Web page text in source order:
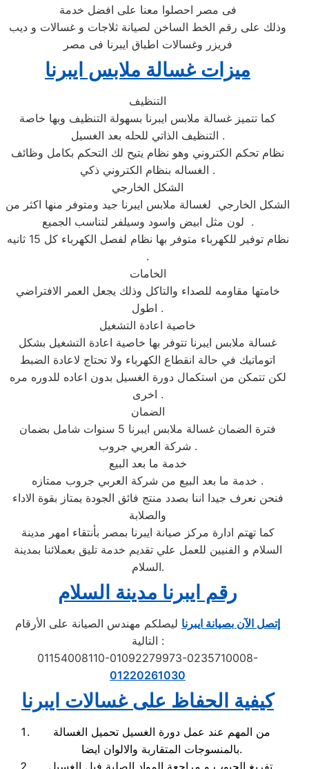
فى مصر احصلوا معنا على افضل خدمة
وذلك على رقم الخط الساخن لصيانة ثلاجات و غسالات و ديب
فريزر وغسالات اطباق ايبرنا فى مصر
ميزات غسالة ملابس ايبرنا
التنظيف
كما تتميز غسالة ملابس ايبرنا بسهولة التنظيف وبها خاصة
التنظيف الذاتي للحله بعد الغسيل .
نظام تحكم الكتروني وهو نظام يتيح لك التحكم بكامل وظائف
الغساله بنظام الكتروني ذكي .
الشكل الخارجي
الشكل الخارجي لغسالة ملابس ايبرنا جيد ومتوفر منها اكثر من
لون مثل ابيض واسود وسيلفر لتناسب الجميع .
نظام توفير للكهرباء متوفر بها نظام لفصل الكهرباء كل 15 ثانيه
.
الخامات
خامتها مقاومه للصداء والتاكل وذلك يجعل العمر الافتراضي
اطول .
خاصية اعادة التشغيل
غسالة ملابس ايبرنا تتوفر بها خاصية اعادة التشغيل بشكل
اتوماتيك في حالة انقطاع الكهرباء ولا تحتاج لاعادة الضبط
لكن تتمكن من استكمال دورة الغسيل بدون اعاده للدوره مره
اخرى .
الضمان
فترة الضمان غسالة ملابس ايبرنا 5 سنوات شامل بضمان
شركة العربي جروب .
خدمة ما بعد البيع
خدمة ما بعد البيع من شركة العربي جروب ممتازه .
فنحن نعرف جيدا اننا بصدد منتج فائق الجودة يمتاز بقوة الاداء
والصلابة
كما تهتم ادارة مركز صيانة ايبرنا بمصر بأنتقاء امهر مدينة
السلام و الفنيين للعمل علي تقديم خدمة تليق بعملائنا بمدينة
السلام.
رقم ايبرنا مدينة السلام
إتصل الآن بصيانة ايبرنا ليصلكم مهندس الصيانة على الأرقام
التالية :
01154008110-01092279973-0235710008-
01220261030
كيفية الحفاظ على غسالات ايبرنا
من المهم عند عمل دورة الغسيل تحميل الغسالة
بالمنسوجات المتقاربة والالوان ايضا.
تفريغ الجيوب و مراجعة المواد الصلبة فبل الغسيل.